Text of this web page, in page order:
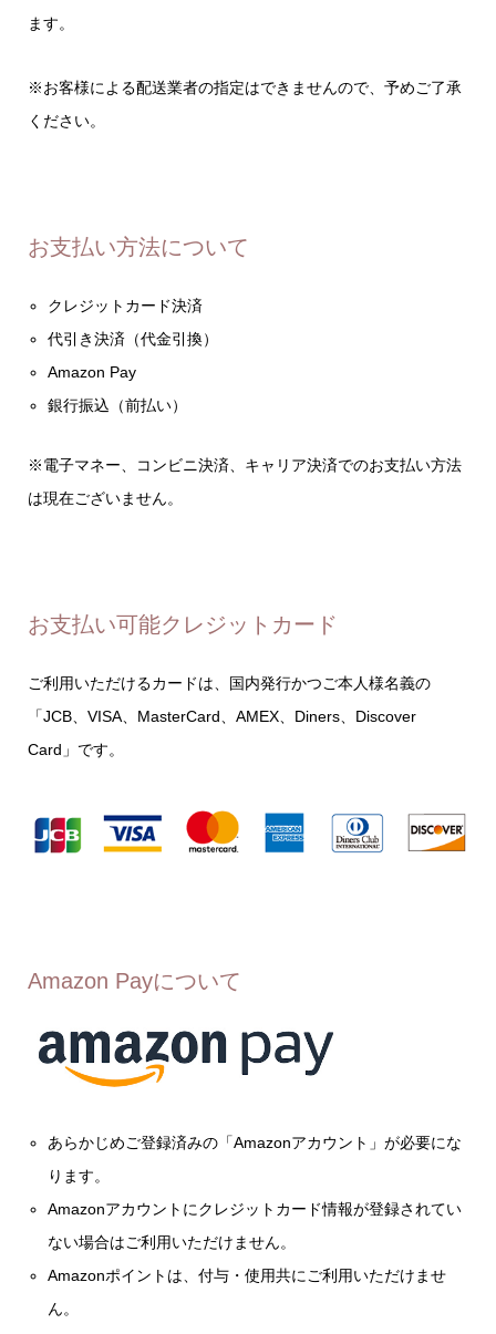
ます。
※お客様による配送業者の指定はできませんので、予めご了承
ください。
お支払い方法について
クレジットカード決済
代引き決済（代金引換）
Amazon Pay
銀行振込（前払い）
※電子マネー、コンビニ決済、キャリア決済でのお支払い方法
は現在ございません。
お支払い可能クレジットカード
ご利用いただけるカードは、国内発行かつご本人様名義の
「JCB、VISA、MasterCard、AMEX、Diners、Discover
Card」です。
Amazon Payについて
あらかじめご登録済みの「Amazonアカウント」が必要にな
ります。
Amazonアカウントにクレジットカード情報が登録されてい
ない場合はご利用いただけません。
Amazonポイントは、付与・使用共にご利用いただけませ
ん。